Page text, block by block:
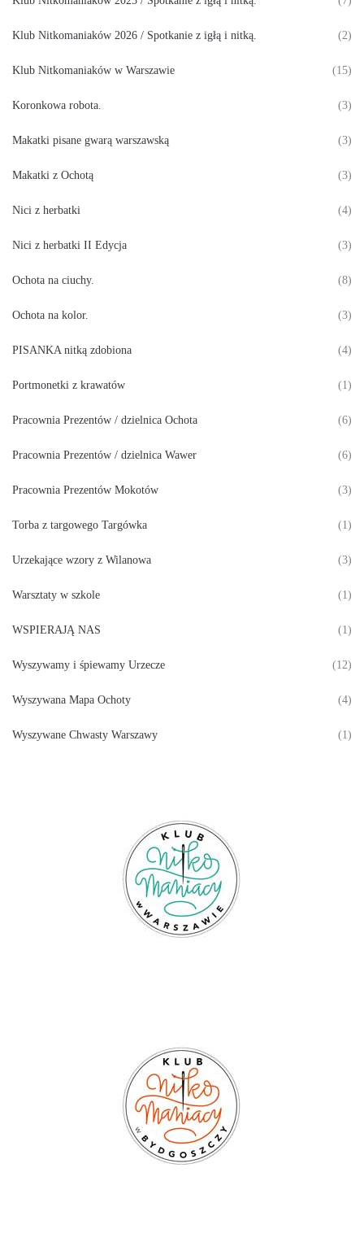
Klub Nitkomaniaków 2026 / Spotkanie z igłą i nitką. (2)
Klub Nitkomaniaków w Warszawie (15)
Koronkowa robota. (3)
Makatki pisane gwarą warszawską (3)
Makatki z Ochotą (3)
Nici z herbatki (4)
Nici z herbatki II Edycja (3)
Ochota na ciuchy. (8)
Ochota na kolor. (3)
PISANKA nitką zdobiona (4)
Portmonetki z krawatów (1)
Pracownia Prezentów / dzielnica Ochota (6)
Pracownia Prezentów / dzielnica Wawer (6)
Pracownia Prezentów Mokotów (3)
Torba z targowego Targówka (1)
Urzekające wzory z Wilanowa (3)
Warsztaty w szkole (1)
WSPIERAJĄ NAS (1)
Wyszywamy i śpiewamy Urzecze (12)
Wyszywana Mapa Ochoty (4)
Wyszywane Chwasty Warszawy (1)